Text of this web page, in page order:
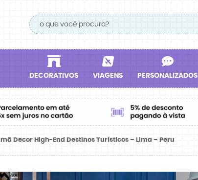
DECORATIVOS VIAGENS PERSONALIZADOS
Imã Decor High-End Destinos Turísticos – Lima – Peru